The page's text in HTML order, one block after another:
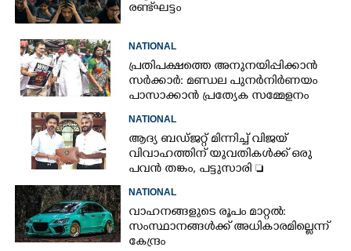
രണ്ട് ഘട്ടം
NATIONAL
പ്രതിപക്ഷത്തെ അനുനയിപ്പിക്കാൻ
സർക്കാർ: മണ്ഡല പുനർനിർണയം
പാസാക്കാൻ പ്രത്യേക സമ്മേളനം
NATIONAL
ആദ്യ ബഡ്ജറ്റ് മിന്നിച്ച് വിജയ്
വിവാഹത്തിന് യുവതികൾക്ക് ഒരു
പവൻ തങ്കം, പട്ടുസാരി 
സ്വർണമോതിരം  വിദ്യാർത്ഥികൾക്ക്
സൈക്കിൾ
NATIONAL
വാഹനങ്ങളുടെ രൂപം മാറ്റൽ:
സംസ്ഥാനങ്ങൾക്ക് അധികാരമില്ലെന്ന്
കേന്ദ്രം